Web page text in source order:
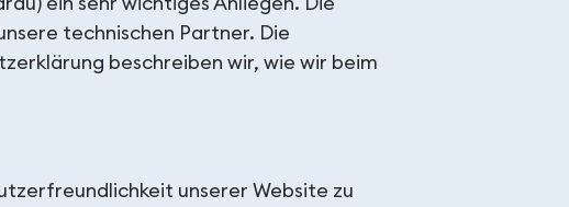
technischen Partner. Die
beschreiben wir, wie wir beim
unserer Website zu